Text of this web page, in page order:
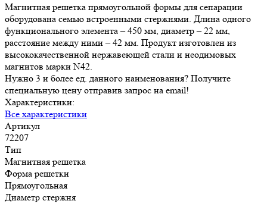
Магнитная решетка прямоугольной формы для сепарации
оборудована семью встроенными стержнями. Длина одного
функционального элемента – 450 мм, диаметр – 22 мм,
расстояние между ними – 42 мм. Продукт изготовлен из
высококачественной нержавеющей стали и неодимовых
магнитов марки N42.
Нужно 3 и более ед. данного наименования? Получите
специальную цену отправив запрос на email!
Характеристики:
Все характеристики
Артикул
72207
Тип
Магнитная решетка
Форма решетки
Прямоугольная
Диаметр стержня